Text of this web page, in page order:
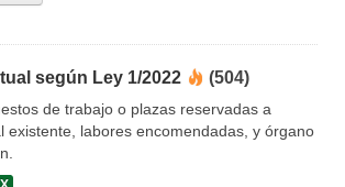
según Ley 1/2022 (504)
de trabajo o plazas reservadas a
existente, labores encomendadas, y órgano